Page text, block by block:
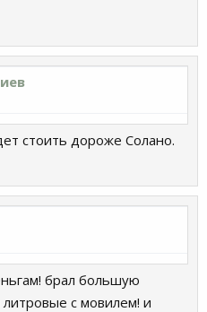
стоить дороже Солано.
брал большую
с мовилем! и